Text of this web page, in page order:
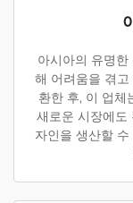
아시아의 유명
해 어려움을 겪
환한 후, 이 업체
새로운 시장에도
자인을 생산할